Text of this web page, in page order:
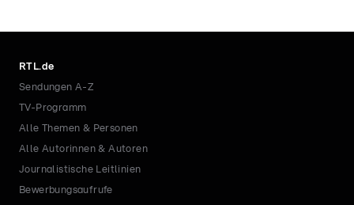
RTL.de
Sendungen A-Z
TV-Programm
Alle Themen & Personen
Alle Autorinnen & Autoren
Journalistische Leitlinien
Bewerbungsaufrufe